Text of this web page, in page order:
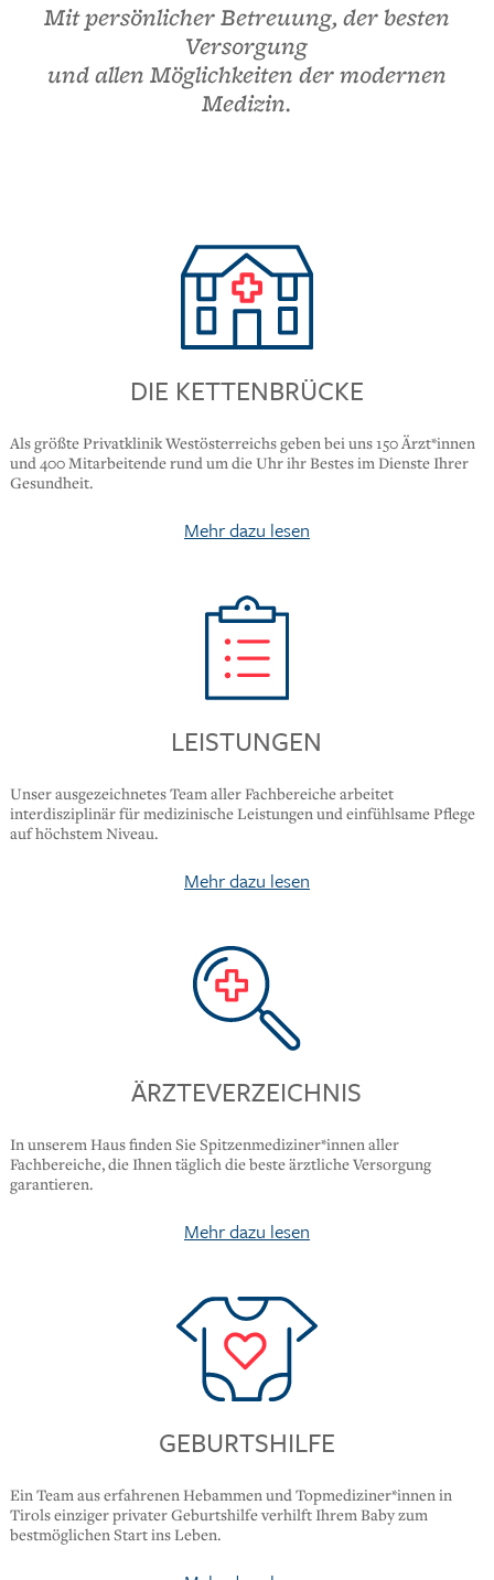
Mit persönlicher Betreuung, der besten
Versorgung
und allen Möglichkeiten der modernen
Medizin.
DIE KETTENBRÜCKE
Als größte Privatklinik Westösterreichs geben bei uns 150 Ärzt*innen
und 400 Mitarbeitende rund um die Uhr ihr Bestes im Dienste Ihrer
Gesundheit.
Mehr dazu lesen
LEISTUNGEN
Unser ausgezeichnetes Team aller Fachbereiche arbeitet
interdisziplinär für medizinische Leistungen und einfühlsame Pflege
auf höchstem Niveau.
Mehr dazu lesen
ÄRZTEVERZEICHNIS
In unserem Haus finden Sie Spitzenmediziner*innen aller
Fachbereiche, die Ihnen täglich die beste ärztliche Versorgung
garantieren.
Mehr dazu lesen
GEBURTSHILFE
Ein Team aus erfahrenen Hebammen und Topmediziner*innen in
Tirols einziger privater Geburtshilfe verhilft Ihrem Baby zum
bestmöglichen Start ins Leben.